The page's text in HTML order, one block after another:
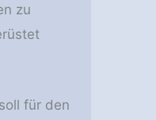
zu
für den